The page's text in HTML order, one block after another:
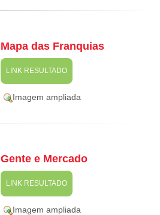
Mapa das Franquias
LINK RESULTADO
Imagem ampliada
Gente e Mercado
LINK RESULTADO
Imagem ampliada